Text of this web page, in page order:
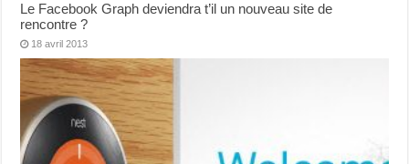
Le Facebook Graph deviendra t’il un nouveau site de
rencontre ?
18 avril 2013